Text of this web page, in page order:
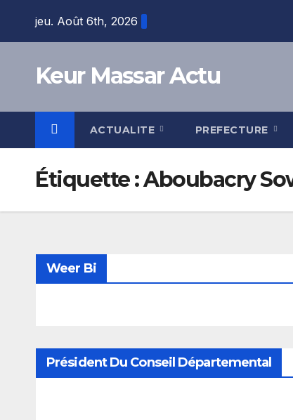
jeu. Août 6th, 2026
Keur Massar Actu
ACTUALITE PREFECTURE
Étiquette :Aboubacry
Weer Bi
Président Du Conseil Départemental